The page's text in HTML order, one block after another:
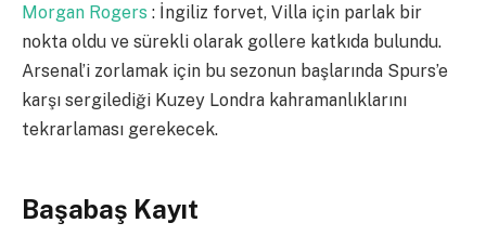
Morgan Rogers : İngiliz forvet, Villa için parlak bir
nokta oldu ve sürekli olarak gollere katkıda bulundu.
Arsenal’i zorlamak için bu sezonun başlarında Spurs’e
karşı sergilediği Kuzey Londra kahramanlıklarını
tekrarlaması gerekecek.
Başabaş Kayıt